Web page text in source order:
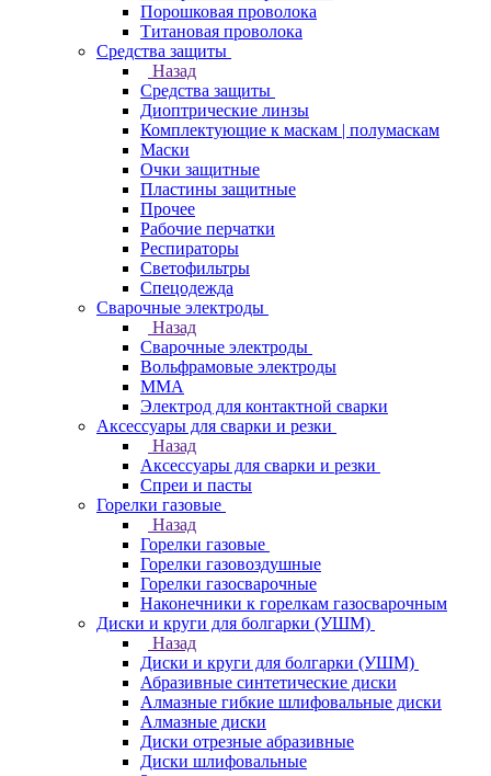
Порошковая проволока
Титановая проволока
Средства защиты
Назад
Средства защиты
Диоптрические линзы
Комплектующие к маскам | полумаскам
Маски
Очки защитные
Пластины защитные
Прочее
Рабочие перчатки
Респираторы
Светофильтры
Спецодежда
Сварочные электроды
Назад
Сварочные электроды
Вольфрамовые электроды
ММА
Электрод для контактной сварки
Аксессуары для сварки и резки
Назад
Аксессуары для сварки и резки
Спреи и пасты
Горелки газовые
Назад
Горелки газовые
Горелки газовоздушные
Горелки газосварочные
Наконечники к горелкам газосварочным
Диски и круги для болгарки (УШМ)
Назад
Диски и круги для болгарки (УШМ)
Абразивные синтетические диски
Алмазные гибкие шлифовальные диски
Алмазные диски
Диски отрезные абразивные
Диски шлифовальные